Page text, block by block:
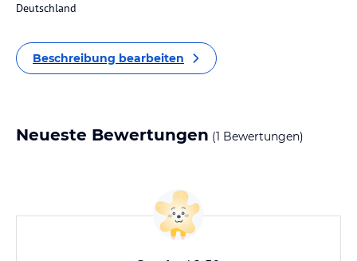
Deutschland
Beschreibung bearbeiten
Neueste Bewertungen (1 Bewertungen)